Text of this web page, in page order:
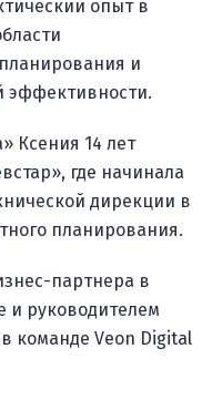
опыт в
и
Ксения 14 лет
где начинала
дирекции в
планирования.
партнера в
и руководителем
команде Veon Digital